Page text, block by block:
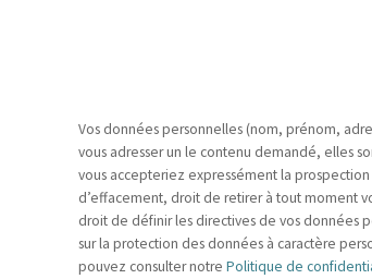
Vos données personnelles (nom, prénom,
vous adresser un le contenu demandé, elles
vous accepteriez expressément la
d’effacement, droit de retirer à tout moment
droit de définir les directives de vos données
sur la protection des données à caractère
pouvez consulter notre Politique de